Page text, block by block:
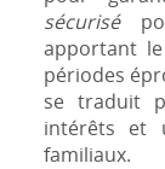
sécurisé
apportant
périodes
se traduit
intérêts et
familiaux.